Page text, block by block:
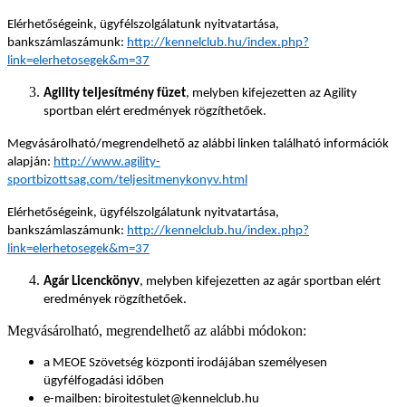
Elérhetőségeink, ügyfélszolgálatunk nyitvatartása,
bankszámlaszámunk: http://kennelclub.hu/index.php?
link=elerhetosegek&m=37
Agility teljesítmény füzet, melyben kifejezetten az Agility
sportban elért eredmények rögzíthetőek.
Megvásárolható/megrendelhető az alábbi linken található információk
alapján: http://www.agility-
sportbizottsag.com/teljesitmenykonyv.html
Elérhetőségeink, ügyfélszolgálatunk nyitvatartása,
bankszámlaszámunk: http://kennelclub.hu/index.php?
link=elerhetosegek&m=37
Agár Licenckönyv, melyben kifejezetten az agár sportban elért
eredmények rögzíthetőek.
Megvásárolható, megrendelhető az alábbi módokon:
a MEOE Szövetség központi irodájában személyesen
ügyfélfogadási időben
e-mailben: biroitestulet@kennelclub.hu